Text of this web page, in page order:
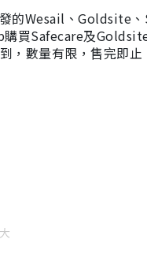
的Wesail、Goldsite
買Safecare及
，數量有限，售完即止